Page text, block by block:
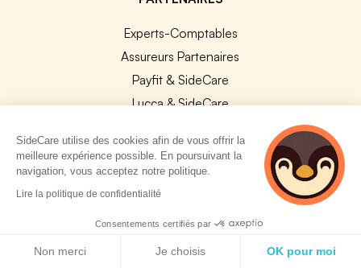
Experts-Comptables
Assureurs Partenaires
Payfit & SideCare
Lucca & SideCare
Livi & SideCare
Lianeli & SideCare
Les SIRH / Systèmes de paie connectés
SideCare utilise des cookies afin de vous offrir la
meilleure expérience possible. En poursuivant la
navigation, vous acceptez notre politique.
Lire la politique de confidentialité
Consentements certifiés par
Non merci Je choisis OK pour moi
2 personnes
consultent
actuellement cette